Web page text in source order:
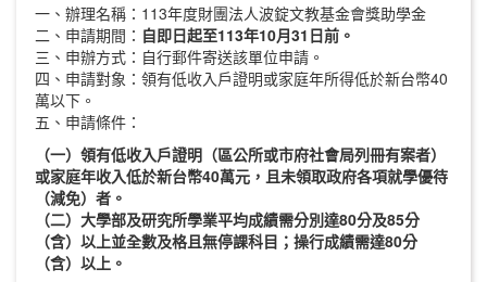
一、辦理名稱：113年度財團法人波錠文教基金會獎助學金
二、申請期間： 自即日起至113年10月31日前。
三、申辦方式：自行郵件寄送該單位申請。
四、申請對象：領有低收入戶證明或家庭年所得低於新台幣40
萬以下。
五、申請條件：
（一）領有低收入戶證明（區公所或市府社會局列冊有案者）
或家庭年收入低於新台幣40萬元，且未領取政府各項就學優待
（減免）者。
（二）大學部及研究所學業平均成績需分別達80分及85分
（含）以上並全數及格且無停課科目；操行成績需達80分
（含）以上。